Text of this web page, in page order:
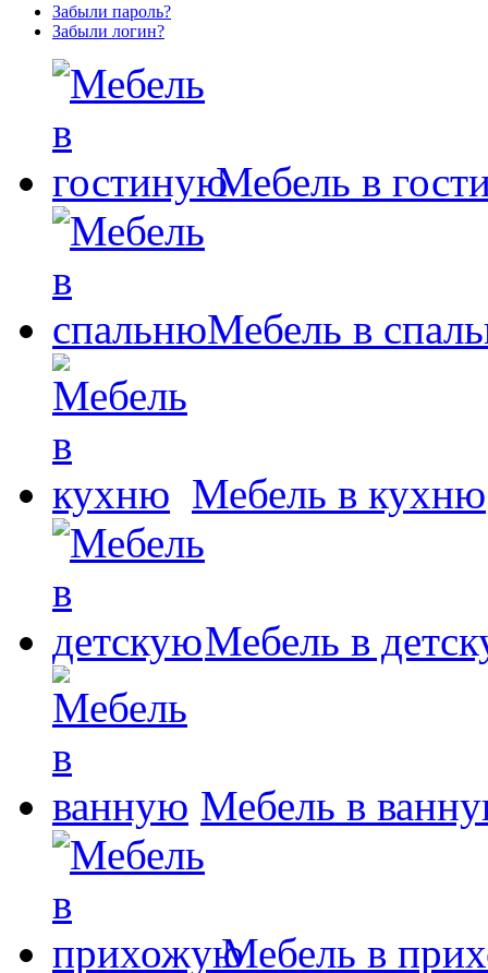
Забыли пароль?
Забыли логин?
Мебель в
Мебель в
Мебель в кухню
Мебель в
Мебель в
Мебель в